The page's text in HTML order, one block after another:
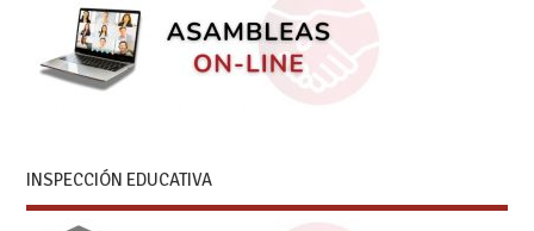
INSPECCIÓN EDUCATIVA